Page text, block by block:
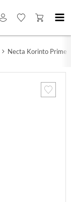
Necta Korinto Prime